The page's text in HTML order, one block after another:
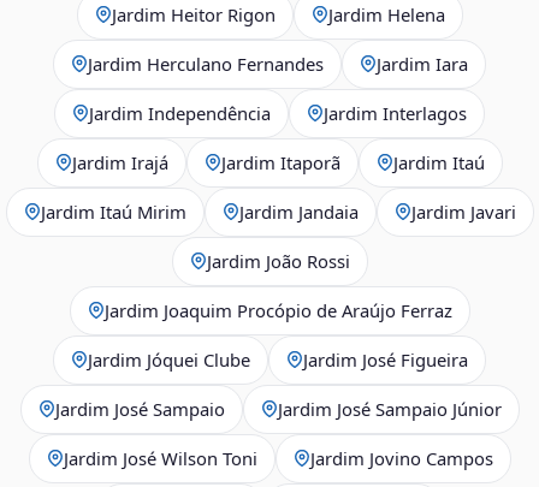
Jardim Heitor Rigon Jardim Helena
Jardim Herculano Fernandes Jardim Iara
Jardim Independência Jardim Interlagos
Jardim Irajá Jardim Itaporã Jardim Itaú
Jardim Itaú Mirim Jardim Jandaia Jardim Javari
Jardim João Rossi
Jardim Joaquim Procópio de Araújo Ferraz
Jardim Jóquei Clube Jardim José Figueira
Jardim José Sampaio Jardim José Sampaio Júnior
Jardim José Wilson Toni Jardim Jovino Campos